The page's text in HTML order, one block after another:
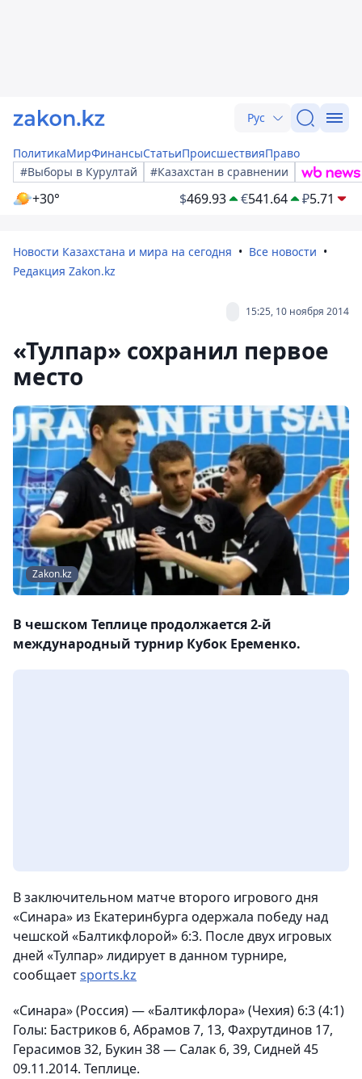
Рус
ПолитикаМирФинансыСтатьиПроисшествияПраво
#Выборы в Курултай
#Казахстан в сравнении
+30° $469.93 €541.64 ₽5.71
Новости Казахстана и мира на сегодня
Все новости
Редакция Zakon.kz
15:25, 10 ноября 2014
«Тулпар» сохранил первое
место
Zakon.kz
В чешском Теплице продолжается 2-й
международный турнир Кубок Еременко.
В заключительном матче второго игрового дня
«Синара» из Екатеринбурга одержала победу над
чешской «Балтикфлорой» 6:3. После двух игровых
дней «Тулпар» лидирует в данном турнире,
сообщаетsports.kz
«Синара» (Россия) — «Балтикфлора» (Чехия) 6:3 (4:1)
Голы: Бастриков 6, Абрамов 7, 13, Фахрутдинов 17,
Герасимов 32, Букин 38 — Салак 6, 39, Сидней 45
09.11.2014. Теплице.